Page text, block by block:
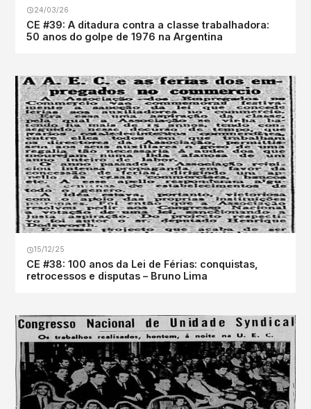
24/03/26
CE #39: A ditadura contra a classe trabalhadora:
50 anos do golpe de 1976 na Argentina
15/12/25
CE #38: 100 anos da Lei de Férias: conquistas,
retrocessos e disputas – Bruno Lima